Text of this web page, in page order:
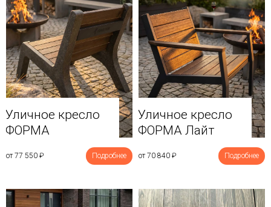
Уличное кресло
ФОРМА
от 77 550 ₽ Подробнее
Уличное кресло
ФОРМА Лайт
от 70 840 ₽ Подробнее